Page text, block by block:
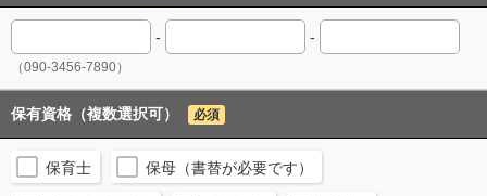
- -
（090-3456-7890）
保有資格（複数選択可） 必須
保育士 保母（書替が必要です）